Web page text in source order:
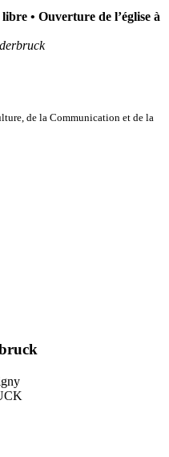
• Ouverture de l’église à
de la Communication et de la